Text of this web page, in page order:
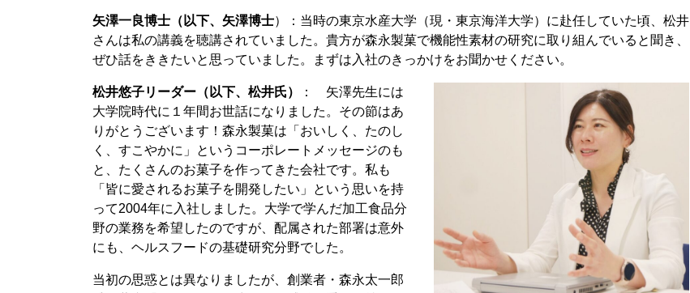
矢澤一良博士（以下、矢澤博士）：当時の東京水産大学（現・東京海洋大学）に赴任していた頃、松井
さんは私の講義を聴講されていました。貴方が森永製菓で機能性素材の研究に取り組んでいると聞き、
ぜひ話をききたいと思っていました。まずは入社のきっかけをお聞かせください。
松井悠子リーダー（以下、松井氏）
： 矢澤先生には
大学院時代に１年間お世話になりました。その節はあ
りがとうございます！森永製菓は「おいしく、たのし
く、すこやかに」というコーポレートメッセージのも
と、たくさんのお菓子を作ってきた会社です。私も
「皆に愛されるお菓子を開発したい」という思いを持
って2004年に入社しました。大学で学んだ加工食品分
野の業務を希望したのですが、配属された部署は意外
にも、ヘルスフードの基礎研究分野でした。
当初の思惑とは異なりましたが、創業者・森永太一郎